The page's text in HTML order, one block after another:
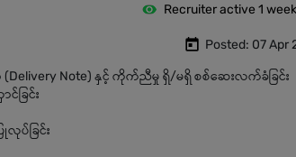
Recruiter active 1
Posted: 07 Apr
Note) နှင့် ကိုက်ညီမှု ရှိ/မရှိ စစ်ဆေးလက်ခံခြင်း
ခြင်း
ပ်ခြင်း